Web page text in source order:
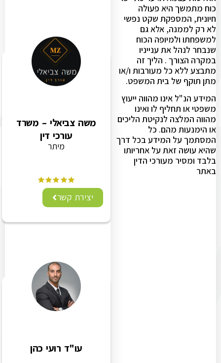
כוח מתמשך היא פעולה
חיונית, המספקת שקט נפשי
לא רק לממנה, אלא גם
למשפחתו ולמיופה הכוח
שנבחר לנהל את ענייניו
במקרה הצורך . הליך זה
מתבצע ללא כל מעורבות ו/או
מתן תוקף של בית המשפט.
המידע הנ"ל אינו מהווה ייעוץ
משפטי או תחליף לו ואינו
מהווה המלצה לנקיטת הליכים
או הימנעות מהם. כל
המסתמך על המידע בכל דרך
שהיא עושה זאת על אחריותו
בלבד ומסיר מעורכי הדין
באתר
משה צביאלי – משרד
עורכי דין
מיתר
יצירת קשר
עו"ד רועי כהן